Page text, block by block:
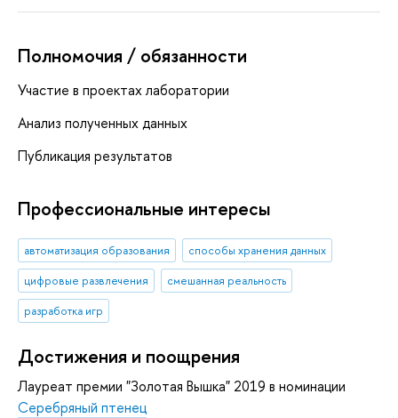
Полномочия / обязанности
Участие в проектах лаборатории
Анализ полученных данных
Публикация результатов
Профессиональные интересы
автоматизация образования
способы хранения данных
цифровые развлечения
смешанная реальность
разработка игр
Достижения и поощрения
Лауреат премии "Золотая Вышка" 2019 в номинации
Серебряный птенец